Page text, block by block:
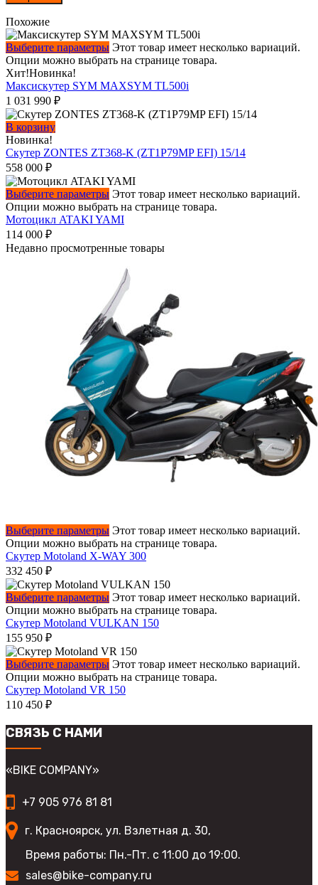
Похожие
Выберите параметры Этот товар имеет несколько вариаций.
Опции можно выбрать на странице товара.
Хит!Новинка!
Максискутер SYM MAXSYM TL500i
1 031 990 ₽
В корзину
Новинка!
Скутер ZONTES ZT368-K (ZT1P79MP EFI) 15/14
558 000 ₽
Выберите параметры Этот товар имеет несколько вариаций.
Опции можно выбрать на странице товара.
Мотоцикл ATAKI YAMI
114 000 ₽
Недавно просмотренные товары
Выберите параметры Этот товар имеет несколько вариаций.
Опции можно выбрать на странице товара.
Скутер Motoland X-WAY 300
332 450 ₽
Выберите параметры Этот товар имеет несколько вариаций.
Опции можно выбрать на странице товара.
Скутер Motoland VULKAN 150
155 950 ₽
Выберите параметры Этот товар имеет несколько вариаций.
Опции можно выбрать на странице товара.
Скутер Motoland VR 150
110 450 ₽
СВЯЗЬ С НАМИ
«BIKE COMPANY»
+7 905 976 81 81
г. Красноярск, ул. Взлетная д. 30,
Время работы: Пн.-Пт. с 11:00 до 19:00.
sales@bike-company.ru